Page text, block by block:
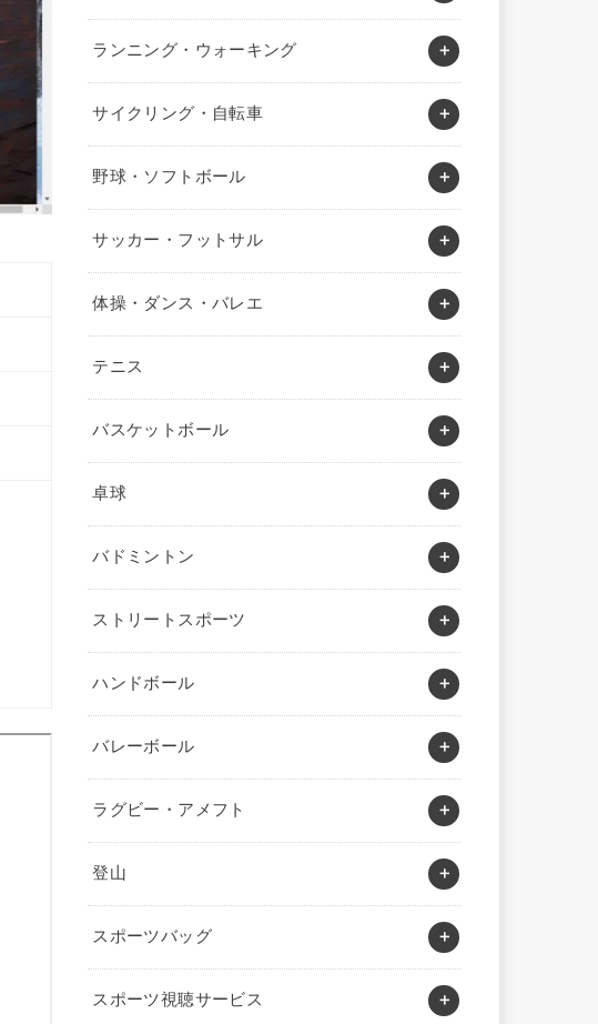
ランニング・ウォーキング
サイクリング・自転車
野球・ソフトボール
サッカー・フットサル
体操・ダンス・バレエ
テニス
バスケットボール
卓球
バドミントン
ストリートスポーツ
ハンドボール
バレーボール
ラグビー・アメフト
登山
スポーツバッグ
スポーツ視聴サービス